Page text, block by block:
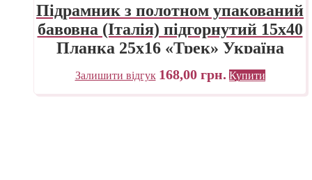
Підрамник з полотном упакований
бавовна (Італія) підгорнутий 15х40
Планка 25х16 «Трек» Україна
Залишити відгук 168,00 грн. Купити